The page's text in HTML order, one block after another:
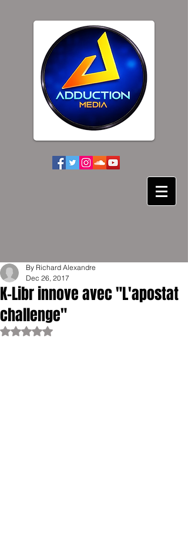
K-Libr innove avec "L'apostat
challenge"
By Richard Alexandre
Dec 26, 2017
Rated NaN out of 5 stars.